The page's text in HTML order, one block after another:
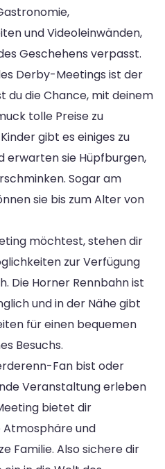
und Videoleinwänden,
Geschehens verpasst.
Derby-Meetings ist der
du die Chance, mit deinem
tolle Preise zu
gibt es einiges zu
erwarten sie Hüpfburgen,
Sogar am
sie bis zum Alter von
möchtest, stehen dir
zur Verfügung
Die Horner Rennbahn ist
und in der Nähe gibt
für einen bequemen
Besuchs.
Fan bist oder
Veranstaltung erleben
bietet dir
Atmosphäre und
Familie. Also sichere dir